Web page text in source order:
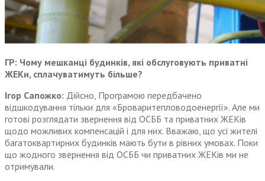
ГР: Чому мешканці будинків, які обслуговують приватні
ЖЕКи, сплачуватимуть більше?
Ігор Сапожко: Дійсно, Програмою передбачено
відшкодування тільки для «Броваритепловодоенергії». Але ми
готові розглядати звернення від ОСББ та приватних ЖЕКів
щодо можливих компенсацій і для них. Вважаю, що усі жителі
багатоквартирних будинків мають бути в рівних умовах. Поки
що жодного звернення від ОСББ чи приватних ЖЕКів ми не
отримували.